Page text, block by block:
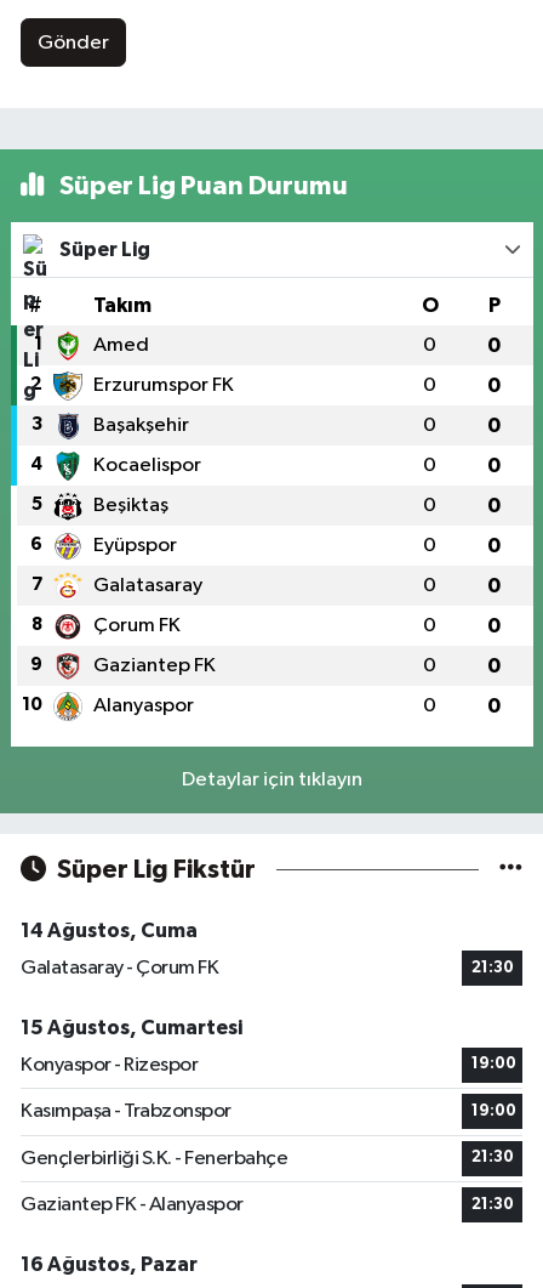
Gönder
Süper Lig Puan Durumu
Süper Lig
# Takım O P
1 Amed 0 0
2 Erzurumspor FK 0 0
3 Başakşehir 0 0
4 Kocaelispor 0 0
5 Beşiktaş 0 0
6 Eyüpspor 0 0
7 Galatasaray 0 0
8 Çorum FK 0 0
9 Gaziantep FK 0 0
10 Alanyaspor 0 0
Detaylar için tıklayın
Süper Lig Fikstür
14 Ağustos, Cuma
Galatasaray - Çorum FK
21:30
15 Ağustos, Cumartesi
Konyaspor - Rizespor
19:00
Kasımpaşa - Trabzonspor 19:00
Gençlerbirliği S.K. - Fenerbahçe 21:30
Gaziantep FK - Alanyaspor 21:30
16 Ağustos, Pazar